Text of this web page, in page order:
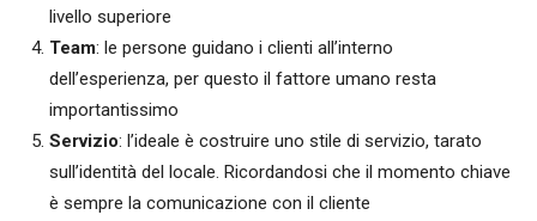
livello superiore
Team: le persone guidano i clienti all’interno
dell’esperienza, per questo il fattore umano resta
importantissimo
Servizio: l’ideale è costruire uno stile di servizio, tarato
sull’identità del locale. Ricordandosi che il momento chiave
è sempre la comunicazione con il cliente